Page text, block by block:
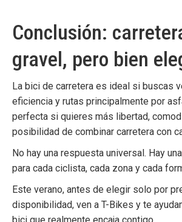
Conclusión:
gravel, pero bien
La bici de carretera es ideal si buscas
eficiencia y rutas principalmente por
perfecta si quieres más libertad,
posibilidad de combinar carretera con
No hay una respuesta universal. Hay
para cada ciclista, cada zona y cada
Este verano, antes de elegir solo por
disponibilidad, ven a T-Bikes y te